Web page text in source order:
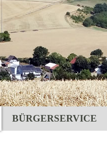
BÜRGERSERVICE